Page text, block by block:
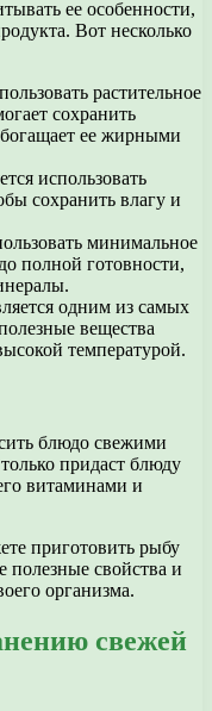
ее особенности,
Вот несколько
растительное
сохранить
ее жирными
использовать
сохранить влагу и
минимальное
полной готовности,
одним из самых
вещества
температурой.
блюдо свежими
придаст блюду
витаминами и
приготовить рыбу
полезные свойства и
организма.
свежей